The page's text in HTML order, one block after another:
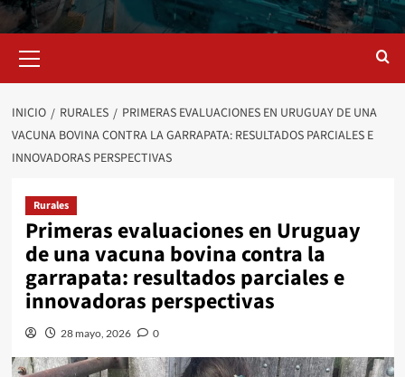
primario
INICIO RURALES
PRIMERAS EVALUACIONES EN URUGUAY DE UNA
VACUNA BOVINA CONTRA LA GARRAPATA: RESULTADOS PARCIALES E
INNOVADORAS PERSPECTIVAS
Rurales
Primeras evaluaciones en Uruguay
de una vacuna bovina contra la
garrapata: resultados parciales e
innovadoras perspectivas
28 mayo, 2026 0